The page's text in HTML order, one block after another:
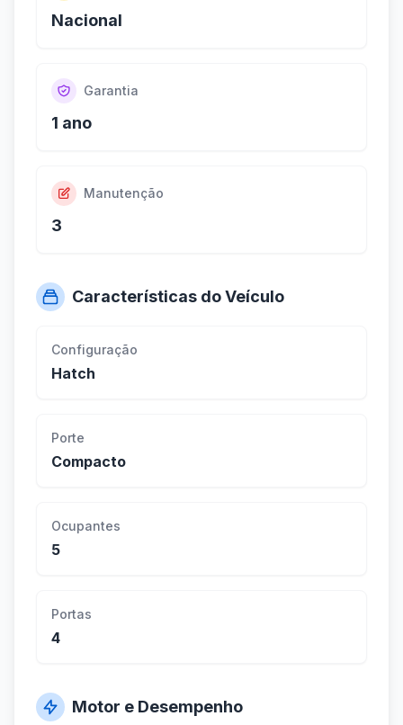
Nacional
Garantia
1 ano
Manutenção
3
Características do Veículo
Configuração
Hatch
Porte
Compacto
Ocupantes
5
Portas
4
Motor e Desempenho